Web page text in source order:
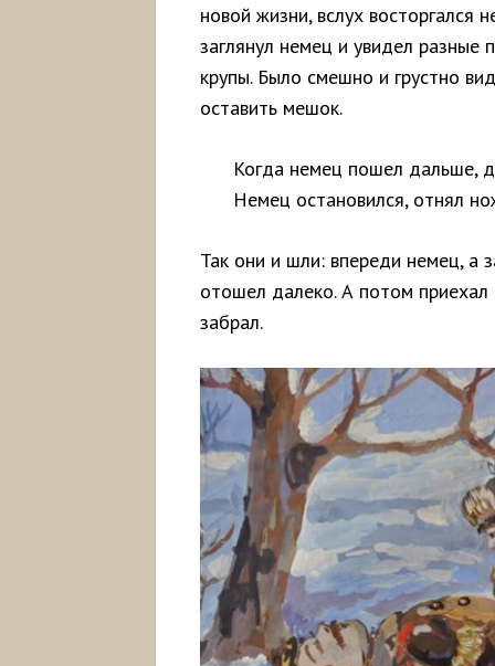
новой жизни, вслух
заглянул немец и увидел разные
крупы. Было смешно и грустно
оставить мешок.
Когда немец пошел дальше,
Немец остановился, отнял
Так они и шли: впереди немец, а
отошел далеко. А потом
забрал.